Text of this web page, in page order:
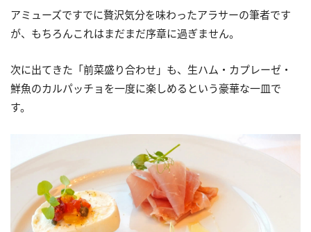
アミューズですでに贅沢気分を味わったアラサーの筆者です
が、もちろんこれはまだまだ序章に過ぎません。
次に出てきた「前菜盛り合わせ」も、生ハム・カプレーゼ・
鮮魚のカルパッチョを一度に楽しめるという豪華な一皿で
す。